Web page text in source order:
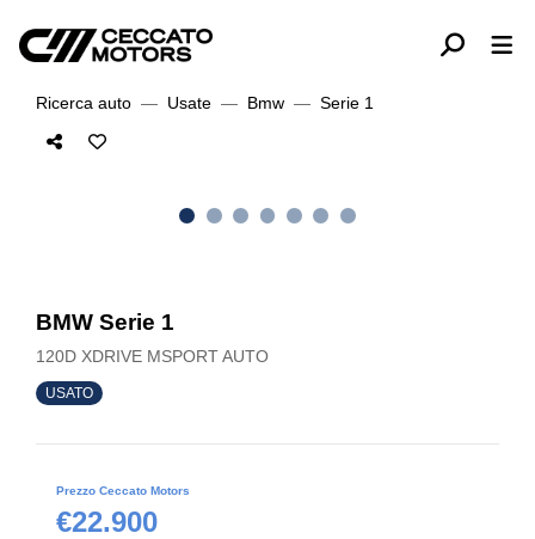
Ricerca auto Usate Bmw Serie 1
BMW Serie 1
120D XDRIVE MSPORT AUTO
USATO
Prezzo Ceccato Motors
€22.900